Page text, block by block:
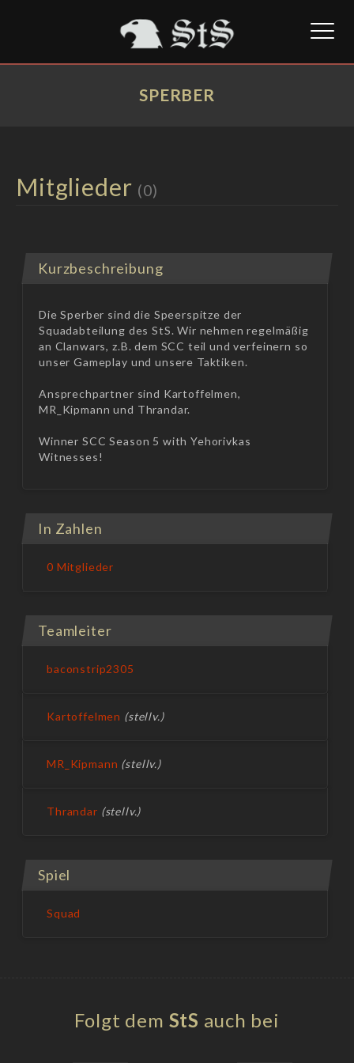
SPERBER
Mitglieder (0)
Kurzbeschreibung
Die Sperber sind die Speerspitze der
Squadabteilung des StS. Wir nehmen regelmäßig
an Clanwars, z.B. dem SCC teil und verfeinern so
unser Gameplay und unsere Taktiken.
Ansprechpartner sind Kartoffelmen,
MR_Kipmann und Thrandar.
Winner SCC Season 5 with Yehorivkas
Witnesses!
In Zahlen
0 Mitglieder
Teamleiter
baconstrip2305
Kartoffelmen (stellv.)
MR_Kipmann (stellv.)
Thrandar (stellv.)
Spiel
Squad
Folgt dem StS auch bei